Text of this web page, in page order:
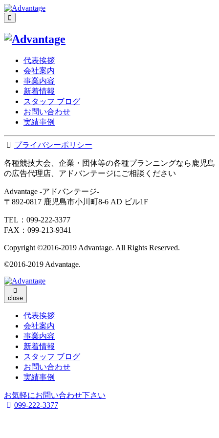
代表挨拶
会社案内
事業内容
新着情報
スタッフ ブログ
お問い合わせ
実績事例
プライバシーポリシー
各種競技大会、企業・団体等の各種プランニングなら鹿児島
の広告代理店、アドバンテージにご相談ください
Advantage -アドバンテージ-
〒892-0817 鹿児島市小川町8-6 AD ビル1F
TEL：099-222-3377
FAX：099-213-9341
Copyright ©2016-2019 Advantage. All Rights Reserved.
©2016-2019 Advantage.
close
代表挨拶
会社案内
事業内容
新着情報
スタッフ ブログ
お問い合わせ
実績事例
お気軽にお問い合わせ下さい
099-222-3377